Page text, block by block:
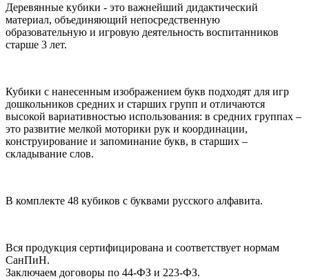
Деревянные кубики - это важнейший дидактический
материал, объединяющий непосредственную
образовательную и игровую деятельность воспитанников
старше 3 лет.
Кубики с нанесенным изображением букв подходят для игр
дошкольников средних и старших групп и отличаются
высокой вариативностью использования: в средних группах –
это развитие мелкой моторики рук и координации,
конструирование и запоминание букв, в старших –
складывание слов.
В комплекте 48 кубиков с буквами русского алфавита.
Вся продукция сертифицирована и соответствует нормам
СанПиН.
Заключаем договоры по 44-ФЗ и 223-ФЗ.